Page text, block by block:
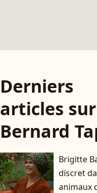
Derniers
articles sur
Bernard
Brigitte
discret
animaux